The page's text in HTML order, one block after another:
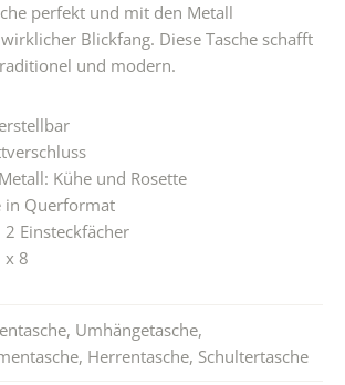
perfekt und mit den Metall
Blickfang. Diese Tasche schafft
und modern.
Kühe und Rosette
in Querformat
2 Einsteckfächer
x 8
, Umhängetasche,
, Herrentasche, Schultertasche